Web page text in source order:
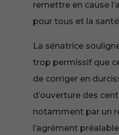
remettre en cause
pour tous et la
La sénatrice
trop permissif que
de corriger en
d’ouverture des
notamment par un
l’agrément